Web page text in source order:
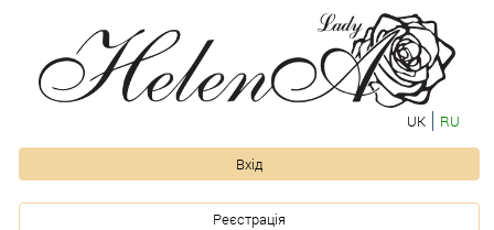
UK RU
Вхід
Реєстрація